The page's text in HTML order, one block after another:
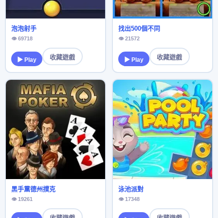
泡泡射手
👁 69718
▶ Play 收藏遊戲
找出500個不同
👁 21572
▶ Play 收藏遊戲
黑手黨德州撲克
👁 19261
泳池派對
👁 17348